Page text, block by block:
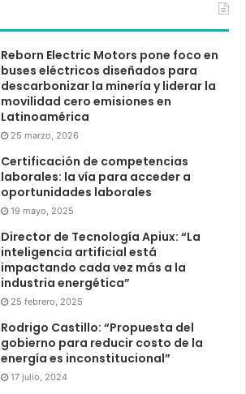
Reborn Electric Motors pone foco en
buses eléctricos diseñados para
descarbonizar la minería y liderar la
movilidad cero emisiones en
Latinoamérica
25 marzo, 2026
Certificación de competencias
laborales: la vía para acceder a
oportunidades laborales
19 mayo, 2025
Director de Tecnología Apiux: “La
inteligencia artificial está
impactando cada vez más a la
industria energética”
25 febrero, 2025
Rodrigo Castillo: “Propuesta del
gobierno para reducir costo de la
energía es inconstitucional”
17 julio, 2024